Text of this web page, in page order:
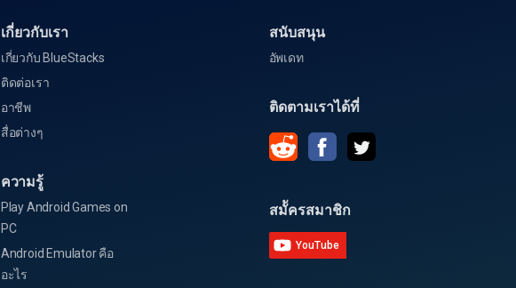
เกี่ยวกับเรา
เกี่ยวกับ BlueStacks
ติดต่อเรา
อาชีพ
สื่อต่างๆ
ความรู้
Play Android Games on
PC
Android Emulator คือ
อะไร
สนับสนุน
อัพเดท
ติดตามเราได้ที่
สมััครสมาชิก
YouTube